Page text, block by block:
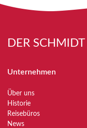
DER SCHMIDT
Unternehmen
Über uns
Historie
Reisebüros
News